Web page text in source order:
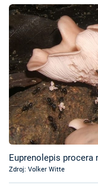
Témata
Témata
Pořady
TV Program
Časopis
Sledujte prima+
Euprenolepis procera
Zdroj: Volker Witte